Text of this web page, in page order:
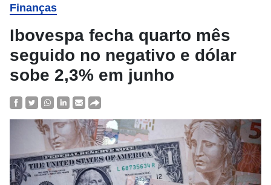
Finanças
Ibovespa fecha quarto mês
seguido no negativo e dólar
sobe 2,3% em junho